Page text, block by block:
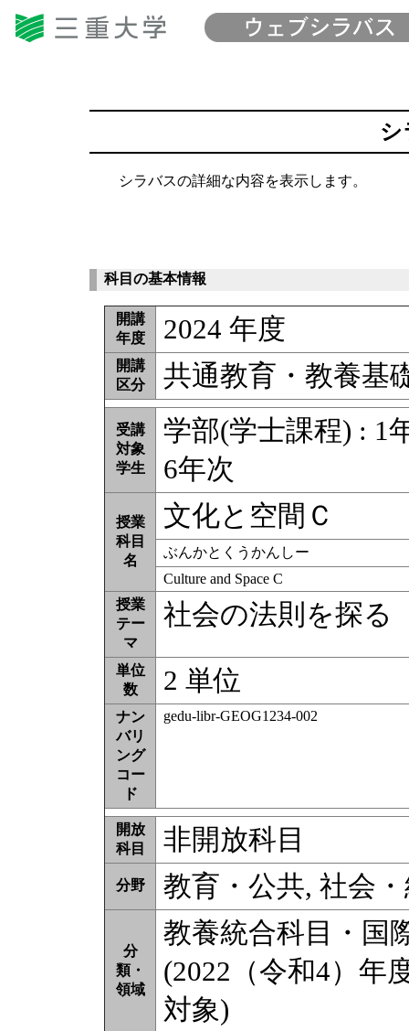
シ
シラバスの詳細な内容を表示します。
科目の基本情報
開講
年度
2024 年度
開講
区分
共通教育・教養基
受講
対象
学生
学部(学士課程) : 1
6年次
授業
科目
名
文化と空間Ｃ
ぶんかとくうかんしー
Culture and Space C
授業
テー
マ
社会の法則を探る
単位
数
2 単位
ナン
バリ
ング
コー
ド
gedu-libr-GEOG1234-002
開放
科目
非開放科目
分野 教育・公共, 社会
分
類・
領域
教養統合科目・国
(2022（令和4）年
対象)